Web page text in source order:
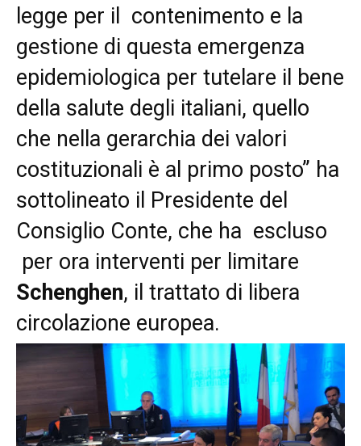
legge per il contenimento e la
gestione di questa emergenza
epidemiologica per tutelare il bene
della salute degli italiani, quello
che nella gerarchia dei valori
costituzionali è al primo posto” ha
sottolineato il Presidente del
Consiglio Conte, che ha escluso
per ora interventi per limitare
Schenghen, il trattato di libera
circolazione europea.